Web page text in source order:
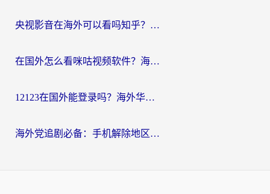
央视影音在海外可以看吗知乎？留学生亲测：3步解决地域限制+追剧自由
在国外怎么看咪咕视频软件？海外党亲测有效的回国加速方案
12123在国外能登录吗？海外华人必看的回国加速实用指南
海外党追剧必备：手机解除地区限制app怎么选？解决央视视频&国内剧地区限制全指南